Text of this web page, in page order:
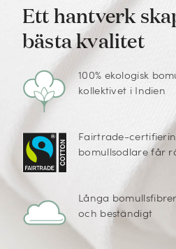
Ett hantverk
bästa kvalitet
100% ekologisk
kollektivet i Indien
Fairtrade-
bomullsodlare får
Långa
och beständigt